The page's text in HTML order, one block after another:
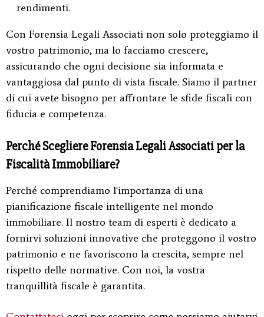
rendimenti.
Con Forensia Legali Associati non solo proteggiamo il
vostro patrimonio, ma lo facciamo crescere,
assicurando che ogni decisione sia informata e
vantaggiosa dal punto di vista fiscale. Siamo il partner
di cui avete bisogno per affrontare le sfide fiscali con
fiducia e competenza.
Perché Scegliere Forensia Legali Associati per la
Fiscalità Immobiliare?
Perché comprendiamo l'importanza di una
pianificazione fiscale intelligente nel mondo
immobiliare. Il nostro team di esperti è dedicato a
fornirvi soluzioni innovative che proteggono il vostro
patrimonio e ne favoriscono la crescita, sempre nel
rispetto delle normative. Con noi, la vostra
tranquillità fiscale è garantita.